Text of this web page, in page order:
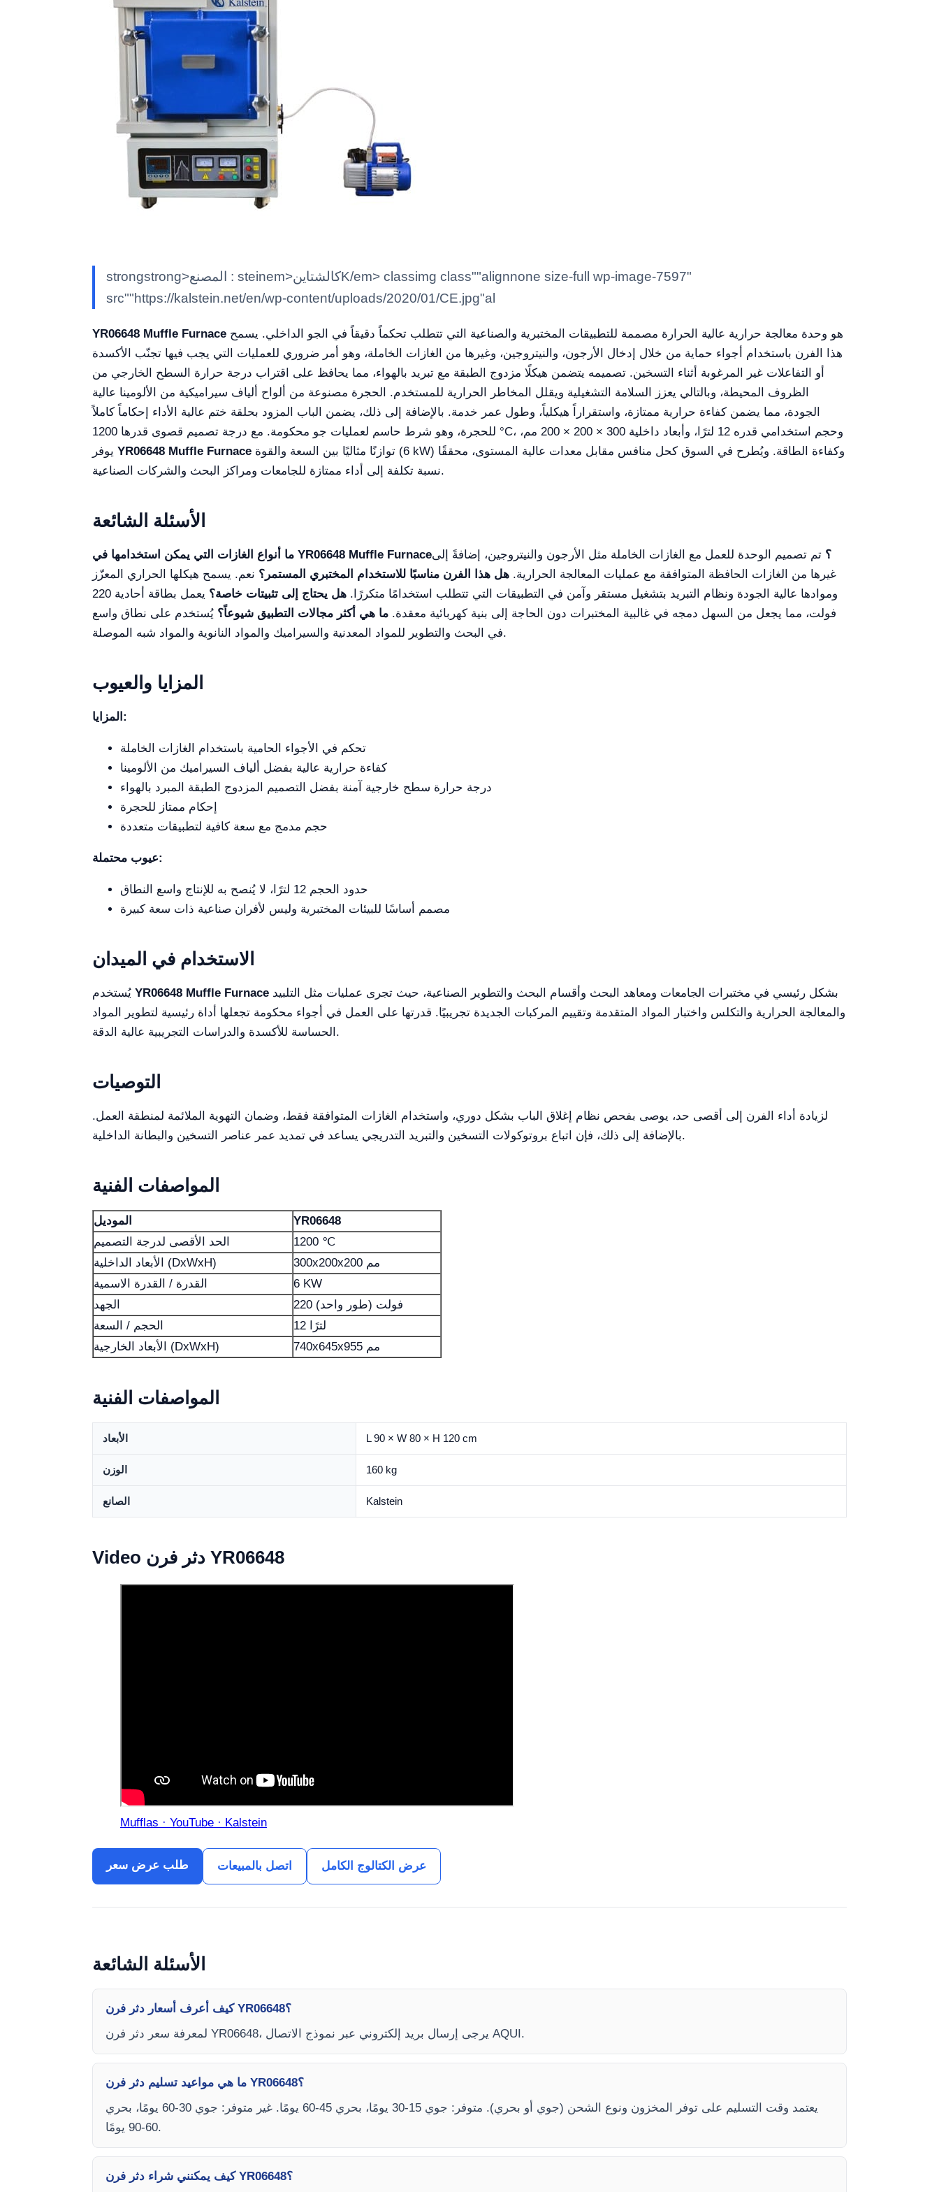
strongstrong>المصنع : steinem>كالشتاينK/em> classimg class""alignnone size-full wp-image-7597"
src""https://kalstein.net/en/wp-content/uploads/2020/01/CE.jpg"al
YR06648 Muffle Furnace
هذا الفرن باستخدام أجواء حماية من خلال إدخال الأرجون، والنيتروجين، وغيرها من الغازات الخاملة، وهو أمر ضروري للعمليات التي يجب فيها تجنّب الأكسدة
أو التفاعلات غير المرغوبة أثناء التسخين. تصميمه يتضمن هيكلًا مزدوج الطبقة مع تبريد بالهواء، مما يحافظ على اقتراب درجة حرارة السطح الخارجي من
الظروف المحيطة، وبالتالي يعزز السلامة التشغيلية ويقلل المخاطر الحرارية للمستخدم. الحجرة مصنوعة من ألواح ألياف سيراميكية من الألومينا عالية
الجودة، مما يضمن كفاءة حرارية ممتازة، واستقراراً هيكلياً، وطول عمر خدمة. بالإضافة إلى ذلك، يضمن الباب المزود بحلقة ختم عالية الأداء إحكاماً كاملاً
للحجرة، وهو شرط حاسم لعمليات جو محكومة. مع درجة تصميم قصوى قدرها 1200 °C، وحجم استخدامي قدره 12 لترًا، وأبعاد داخلية 300 × 200 × 200 مم،
YR06648 Muffle Furnace
نسبة تكلفة إلى أداء ممتازة للجامعات ومراكز البحث والشركات الصناعية.
الأسئلة الشائعة
ما أنواع الغازات التي يمكن استخدامها في YR06648 Muffle Furnace؟ تم تصميم الوحدة للعمل مع الغازات الخاملة مثل الأرجون والنيتروجين، إضافةً إلى
غيرها من الغازات الحافظة المتوافقة مع عمليات المعالجة الحرارية. هل هذا الفرن مناسبًا للاستخدام المختبري المستمر؟ نعم. يسمح هيكلها الحراري المعزّز
وموادها عالية الجودة ونظام التبريد بتشغيل مستقر وآمن في التطبيقات التي تتطلب استخدامًا متكررًا. هل يحتاج إلى تثبيتات خاصة؟
يعمل بطاقة أحادية 220
فولت، مما يجعل من السهل دمجه في غالبية المختبرات دون الحاجة إلى بنية كهربائية معقدة. ما هي أكثر مجالات التطبيق شيوعاً؟ يُستخدم على نطاق واسع
في البحث والتطوير للمواد المعدنية والسيراميك والمواد النانوية والمواد شبه الموصلة.
المزايا والعيوب
المزايا:
تحكم في الأجواء الحامية باستخدام الغازات الخاملة
كفاءة حرارية عالية بفضل ألياف السيراميك من الألومينا
درجة حرارة سطح خارجية آمنة بفضل التصميم المزدوج الطبقة المبرد بالهواء
إحكام ممتاز للحجرة
حجم مدمج مع سعة كافية لتطبيقات متعددة
عيوب محتملة:
حدود الحجم 12 لترًا، لا يُنصح به للإنتاج واسع النطاق
مصمم أساسًا للبيئات المختبرية وليس لأفران صناعية ذات سعة كبيرة
الاستخدام في الميدان
YR06648 Muffle Furnace
والمعالجة الحرارية والتكلس واختبار المواد المتقدمة وتقييم المركبات الجديدة تجريبيًا. قدرتها على العمل في أجواء محكومة تجعلها أداة رئيسية لتطوير المواد
الحساسة للأكسدة والدراسات التجريبية عالية الدقة.
التوصيات
لزيادة أداء الفرن إلى أقصى حد، يوصى بفحص نظام إغلاق الباب بشكل دوري، واستخدام الغازات المتوافقة فقط، وضمان التهوية الملائمة لمنطقة العمل.
بالإضافة إلى ذلك، فإن اتباع بروتوكولات التسخين والتبريد التدريجي يساعد في تمديد عمر عناصر التسخين والبطانة الداخلية.
المواصفات الفنية
الموديل
YR06648
الحد الأقصى لدرجة التصميم
1200 ℃
الأبعاد الداخلية (DxWxH)
300x200x200 مم
القدرة / القدرة الاسمية
6 KW
الجهد
220 فولت (طور واحد)
الحجم / السعة
12 لترًا
الأبعاد الخارجية (DxWxH)
740x645x955 مم
المواصفات الفنية
الأبعاد L 90 × W 80 × H 120 cm
الوزن 160 kg
الصانع Kalstein
Video دثر فرن YR06648
Mufflas · YouTube · Kalstein
طلب عرض سعر اتصل بالمبيعات عرض الكتالوج الكامل
الأسئلة الشائعة
كيف أعرف أسعار دثر فرن YR06648؟
لمعرفة سعر دثر فرن YR06648، يرجى إرسال بريد إلكتروني عبر نموذج الاتصال AQUI.
ما هي مواعيد تسليم دثر فرن YR06648؟
يعتمد وقت التسليم على توفر المخزون ونوع الشحن (جوي أو بحري). متوفر: جوي 15-30 يومًا، بحري 45-60 يومًا. غير متوفر: جوي 30-60 يومًا، بحري
60-90 يومًا.
كيف يمكنني شراء دثر فرن YR06648؟